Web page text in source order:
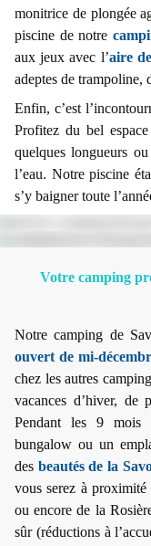
monitrice de plongée
piscine de notre
aux jeux avec l’aire
adeptes de trampoline,
Enfin, c’est
Profitez du bel
quelques longueurs
l’eau. Notre piscine
s’y baigner toute
Votre camping
Notre camping de
ouvert de mi-
chez les autres
vacances d’hiver, de
Pendant les 9 mois
bungalow ou un
des beautés de la
vous serez à
ou encore de la
sûr (réductions à